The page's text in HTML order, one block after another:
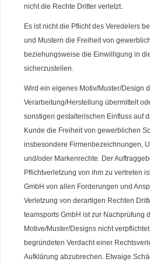
nicht die Rechte Dritter verletzt.
Es ist nicht die Pflicht des Veredelers
und Mustern die Freiheit von
beziehungsweise die Einwilligung in
sicherzustellen.
Wird ein eigenes Motiv/Muster/Design
Verarbeitung/Herstellung übermittelt
sonstigen gestalterischen Einfluss auf
Kunde die Freiheit von gewerblichen
insbesondere Firmenbezeichnungen,
und/oder Markenrechte. Der
Pflichtverletzung von ihm zu vertreten
GmbH von allen Forderungen und
Verletzung von derartigen Rechten
teamsports GmbH ist zur Nachprüfung
Motive/Muster/Designs nicht
begründeten Verdacht einer
Aufklärung abzubrechen. Etwaige